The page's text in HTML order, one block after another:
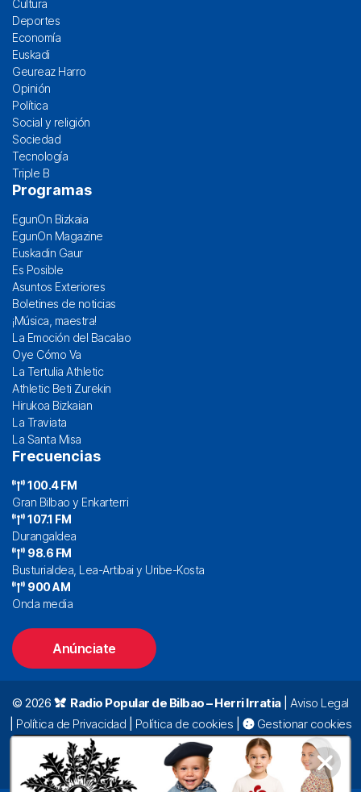
Cultura
Deportes
Economía
Euskadi
Geureaz Harro
Opinión
Política
Social y religión
Sociedad
Tecnología
Triple B
Programas
EgunOn Bizkaia
EgunOn Magazine
Euskadin Gaur
Es Posible
Asuntos Exteriores
Boletines de noticias
¡Música, maestra!
La Emoción del Bacalao
Oye Cómo Va
La Tertulia Athletic
Athletic Beti Zurekin
Hirukoa Bizkaian
La Traviata
La Santa Misa
Frecuencias
100.4 FM
Gran Bilbao y Enkarterri
107.1 FM
Durangaldea
98.6 FM
Busturialdea, Lea-Artibai y Uribe-Kosta
900 AM
Onda media
Anúnciate
© 2026 Radio Popular de Bilbao – Herri Irratia|Aviso Legal
Política de Privacidad Política de cookies
Gestionar cookies
Alda. Mazarredo, 47 – 7º 48009 Bilbao |
94 423 92 00|
oyentes@radiopopular.com